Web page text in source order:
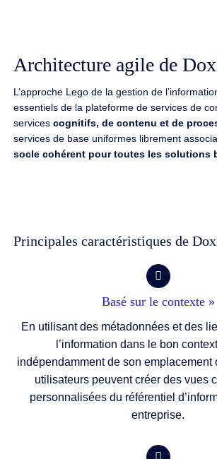
Architecture agile de
L’approche Lego de la gestion de
essentiels de la plateforme de services de
services cognitifs, de contenu et de
services de base uniformes librement
socle cohérent pour toutes les solutions
Principales caractéristiques de
Basé sur le contexte »
En utilisant des métadonnées et des
l’information dans le bon
indépendamment de son emplacement
utilisateurs peuvent créer des vues
personnalisées du référentiel
entreprise.